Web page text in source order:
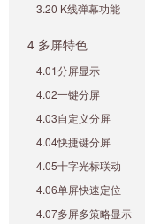
3.20 K线弹幕功能
4 多屏特色
4.01分屏显示
4.02一键分屏
4.03自定义分屏
4.04快捷键分屏
4.05十字光标联动
4.06单屏快速定位
4.07多屏多策略显示